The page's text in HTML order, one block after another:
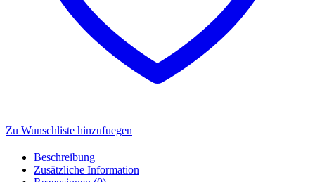
Zu Wunschliste hinzufuegen
Beschreibung
Zusätzliche Information